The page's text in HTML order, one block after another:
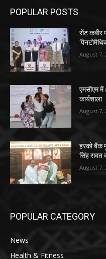
POPULAR POSTS
सेंट कबीर
August 7,
एमसीएम में
कार्यशाला
August 7,
हरको बैंक
सिंह रावत
August 7,
POPULAR CATEGORY
News
Health & Fitness